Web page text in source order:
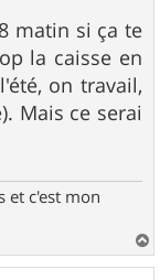
matin si ça te
la caisse en
on travail,
Mais ce serai
et c'est mon
a